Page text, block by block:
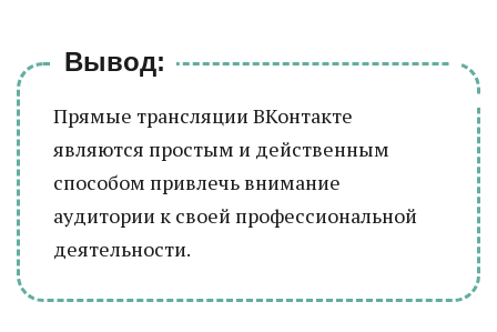
Вывод:
Прямые трансляции ВКонтакте
являются простым и действенным
способом привлечь внимание
аудитории к своей профессиональной
деятельности.